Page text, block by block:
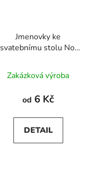
Jmenovky ke
svatebnímu stolu No.
Zakázková výroba
od 6 Kč
DETAIL